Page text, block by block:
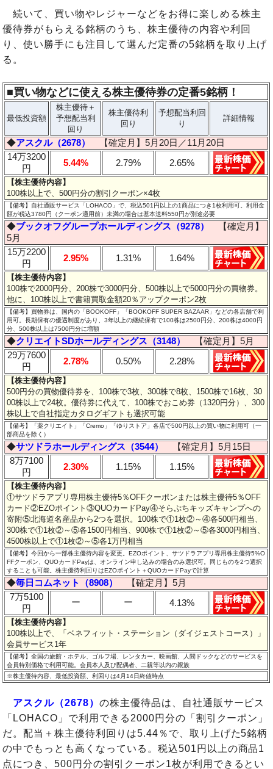
続いて、買い物やレジャーなどをお得に楽しめる株主
優待券がもらえる銘柄のうち、株主優待の内容や利回
り、使い勝手にも注目して選んだ定番の5銘柄を取り上げ
る。
■買い物などに使える株主優待券の定番5銘柄！
最低投資額
株主優待＋
予想配当利
回り
株主優待利
回り
予想配当利回
り
詳細情報
◆アスクル（2678）
【確定月】5月20日／11月20日
14万3200
円
5.44% 2.79% 2.65%
【株主優待内容】
100株以上で、500円分の割引クーポン×4枚
【備考】自社通販サービス「LOHACO」で、税込501円以上の1商品につき1枚利用可。利用金
額が税込3780円（クーポン適用前）未満の場合は基本送料550円が別途必要
◆ブックオフグループホールディングス（9278）
【確定月】
5月
15万2200
円
2.95% 1.31% 1.64%
【株主優待内容】
100株で2000円分、200株で3000円分、500株以上で5000円分の買物券。
他に、100株以上で書籍買取金額20％アップクーポン2枚
【備考】買物券は、国内の「BOOKOFF」「BOOKOFF SUPER BAZAAR」などの各店舗で利
用可。長期保有の優遇制度があり、3年以上の継続保有で100株は2500円分、200株は4000円
分、500株以上は7500円分に増額
◆クリエイトSDホールディングス（3148）
【確定月】5月
29万7600
円
2.78% 0.50% 2.28%
【株主優待内容】
500円分の買物優待券を、100株で3枚、300株で8枚、1500株で16枚、30
00株以上で24枚。優待券に代えて、100株でおこめ券（1320円分）、300
株以上で自社指定カタログギフトも選択可能
【備考】「薬クリエイト」「Cremo」「ゆりストア」各店で500円以上の買い物に利用可（一
部商品を除く）
◆サツドラホールディングス（3544）
【確定月】5月15日
8万7100
円
2.30% 1.15% 1.15%
【株主優待内容】
①サツドラアプリ専用株主優待5％OFFクーポンまたは株主優待5％OFF
カード②EZOポイント③QUOカードPay④そらぷちキッズキャンプへの
寄附⑤北海道名産品から2つを選択。100株で①1枚②～④各500円相当、
300株で①1枚②～⑤各1500円相当、900株で①1枚②～⑤各3000円相当、
4500株以上で①1枚②～⑤各1万円相当
【備考】今回から一部株主優待内容を変更。EZOポイント、サツドラアプリ専用株主優待5%O
FFクーポン、QUOカードPayは、オンライン申し込みの場合のみ選択可。同じものを2つ選択
することも可能。株主優待利回りはEZOポイント＋QUOカードPayで計算
◆毎日コムネット（8908）
【確定月】5月
7万5100
円
ー ー 4.13%
【株主優待内容】
100株以上で、「ベネフィット・ステーション（ダイジェストコース）」
会員サービス1年
【備考】全国の旅館・ホテル、ゴルフ場、レンタカー、映画館、人間ドックなどのサービスを
会員特別価格で利用可能。会員本人及び配偶者、二親等以内の親族
※株主優待内容、最低投資額、利回りは4月14日終値時点
アスクル（2678）の株主優待品は、自社通販サービス
「LOHACO」で利用できる2000円分の「割引クーポン」
だ。配当＋株主優待利回りは5.44％で、取り上げた5銘柄
の中でもっとも高くなっている。税込501円以上の商品1
点につき、500円分の割引クーポン1枚が利用できるとい